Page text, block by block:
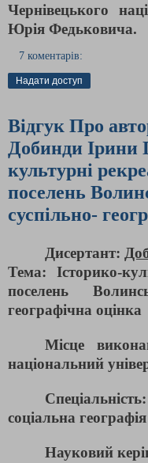
Чернівецького
Юрія Федьковича.
7 коментарів:
Надати доступ
Відгук Про
Добинди Ірини
культурні
поселень
суспільно-
Дисертант:
Тема: Історико-
поселень
географічна оцінка
Місце
національний
соціальна географія
Науковий